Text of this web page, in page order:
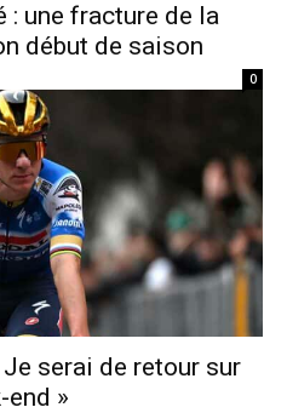
: une fracture de la
début de saison
0
Je serai de retour sur
end »